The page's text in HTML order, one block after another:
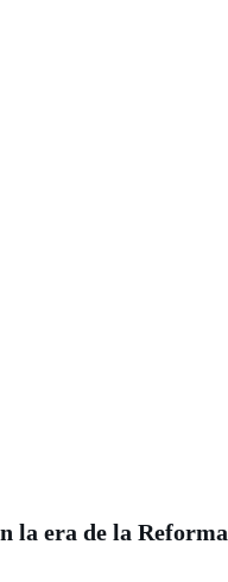
la era de la Reforma